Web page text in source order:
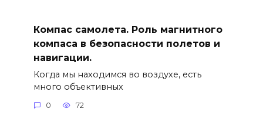
Компас самолета. Роль магнитного
компаса в безопасности полетов и
навигации.
Когда мы находимся во воздухе, есть
много объективных
0 72